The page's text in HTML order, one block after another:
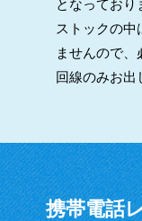
となっており
ストックの中
ませんので
回線のみお出
携帯電話